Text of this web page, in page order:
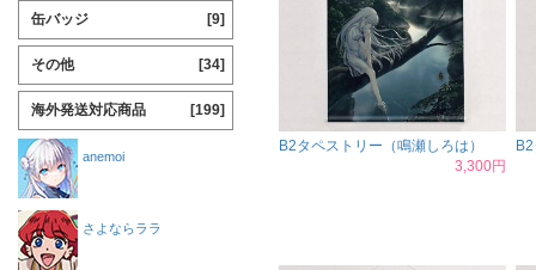
B2タペストリー（鳴瀬しろは）
3,300円
缶バッジ [9]
その他 [34]
海外発送対応商品 [199]
anemoi
さよならララ